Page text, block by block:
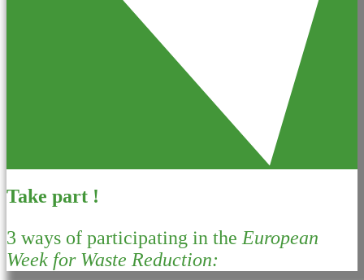
Take part !
3 ways of participating in theEuropean
Week for Waste Reduction: